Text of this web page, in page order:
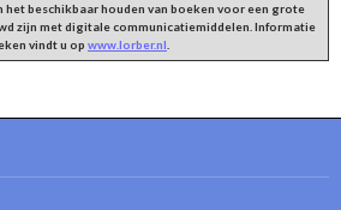
beschikbaar houden van boeken voor een grote
zijn met digitale communicatiemiddelen. Informatie
vindt u op www.lorber.nl